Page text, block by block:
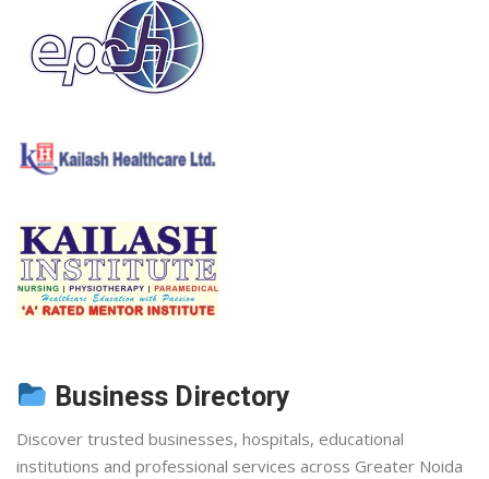
Business Directory
Discover trusted businesses, hospitals, educational
institutions and professional services across Greater Noida